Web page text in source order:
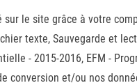
le site grâce à votre
texte, Sauvegarde et
- 2015-2016, EFM -
conversion et/ou nos